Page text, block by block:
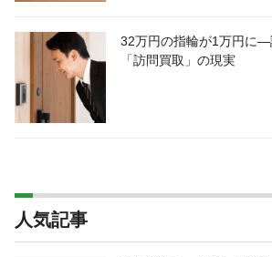
32万円の指輪が1万円に―
「訪問買取」の現実
人気記事